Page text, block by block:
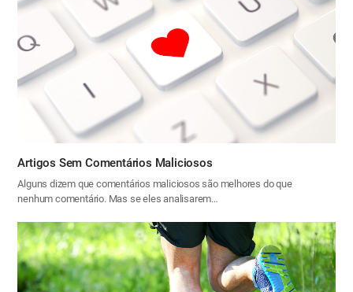
Artigos Sem Comentários Maliciosos
Alguns dizem que comentários maliciosos são melhores do que
nenhum comentário. Mas se eles analisarem…